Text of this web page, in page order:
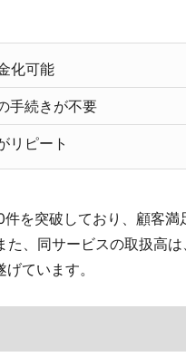
化可能
手続きが不要
リピート
を突破しており、顧客満
、同サービスの取扱高
ています。